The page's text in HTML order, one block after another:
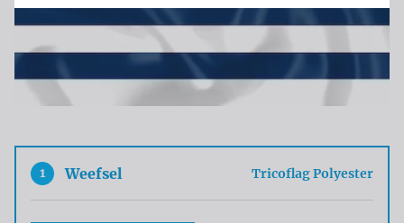
1 Weefsel Tricoflag Polyester